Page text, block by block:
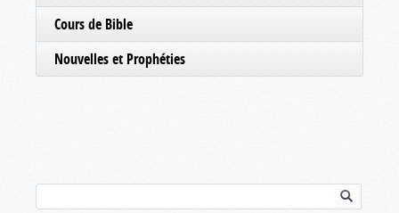
Cours de Bible
Nouvelles et Prophéties